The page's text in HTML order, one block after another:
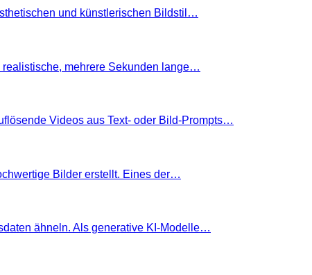
und künstlerischen Bildstil…
mehrere Sekunden lange…
Videos aus Text- oder Bild-Prompts…
Bilder erstellt. Eines der…
ähneln. Als generative KI-Modelle…